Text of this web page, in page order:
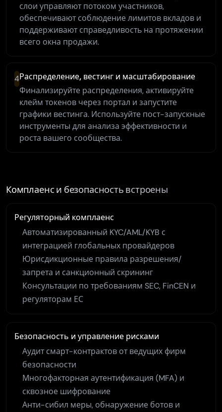
слои управляют потоком участников,
обеспечивают соблюдение лимитов вкладов и
поддерживают справедливость на протяжении
всего окна продажи.
4Распределение, вестинг и масштабирование
Финализируйте распределения, активируйте
клейм токенов через портал и запустите
графики вестинга. Используйте пост-запускные
инструменты для анализа эффективности и
роста вашего сообщества.
Комплаенс и безопасность встроены
Регуляторный комплаенс
Автоматизированный KYC/AML/KYB с
интеграцией глобальных провайдеров
Юрисдикционные правила разрешения/
запрета и санкционный скрининг
Консультации по требованиям SEC, FinCEN и
регуляторам ЕС
Безопасность и управление рисками
Аудит смарт-контрактов от ведущих фирм
безопасности
Многофакторная аутентификация (MFA) и
сквозное шифрование
Анти-сибил меры, обнаружение ботов и